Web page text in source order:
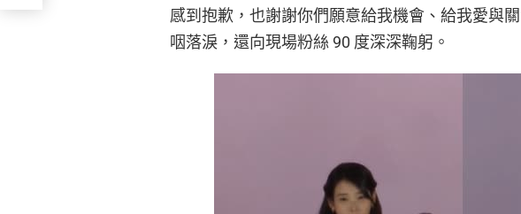
感到抱歉，也謝謝你們願意給我機會、給我愛與
咽落淚，還向現場粉絲 90 度深深鞠躬。